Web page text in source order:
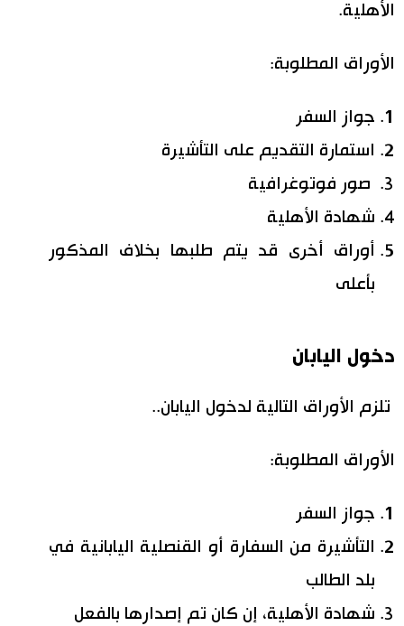
الأهلية.
الأوراق المطلوبة:
جواز السفر
استمارة التقديم على التأشيرة
صور فوتوغرافية
شهادة الأهلية
أوراق أخرى قد يتم طلبها بخلاف المذكور
بأعلى
دخول اليابان
تلزم الأوراق التالية لدخول اليابان..
الأوراق المطلوبة:
جواز السفر
التأشيرة من السفارة أو القنصلية اليابانية في
بلد الطالب
شهادة الأهلية، إن كان تم إصدارها بالفعل